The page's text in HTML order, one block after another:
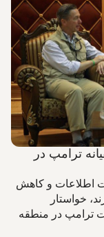
ترامپ در
اطلاعات و کاهش
خواستار
ترامپ در منطقه